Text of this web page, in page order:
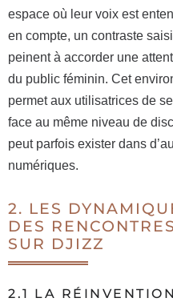
espace où leur voix est
en compte, un contraste
peinent à accorder une
du public féminin. Cet
permet aux utilisatrices de
face au même niveau de
peut parfois exister dans
numériques.
2. LES
DES
SUR DJIZZ
2.1 LA